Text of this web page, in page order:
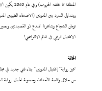
المنفلقة مما خلفته الحروب) وفي عام 2040 يكون الاهتمام الكبير على الطاقات البديلة!
ويتداول السرد بين المدونين (الاصدقاء
تومان الشجاع وشاعرنا المبدع ذو القصيدتين وبصير
الاغتيال الرقمي في العالم الافتراضي!
الخاتمة
تتميز رواية" إغتيال المدونين" ببناء فني جديد في
من خلال واقعية الأحداث وخصوبة الخيال. رواية